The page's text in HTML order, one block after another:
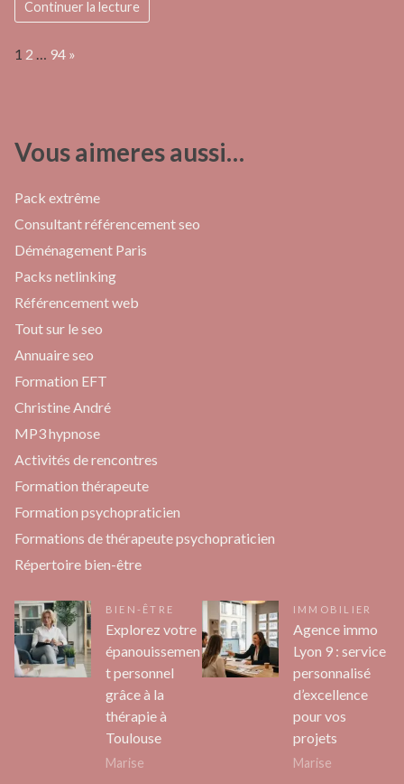
Continuer la lecture
Page:
1 2 … 94 Next
»
Vous aimeres aussi…
Pack extrême
Consultant référencement seo
Déménagement Paris
Packs netlinking
Référencement web
Tout sur le seo
Annuaire seo
Formation EFT
Christine André
MP3 hypnose
Activités de rencontres
Formation thérapeute
Formation psychopraticien
Formations de thérapeute psychopraticien
Répertoire bien-être
BIEN-ÊTRE
Explorez votre
épanouissemen
t personnel
grâce à la
thérapie à
Toulouse
Marise
IMMOBILIER
Agence immo
Lyon 9 : service
personnalisé
d’excellence
pour vos
projets
Marise